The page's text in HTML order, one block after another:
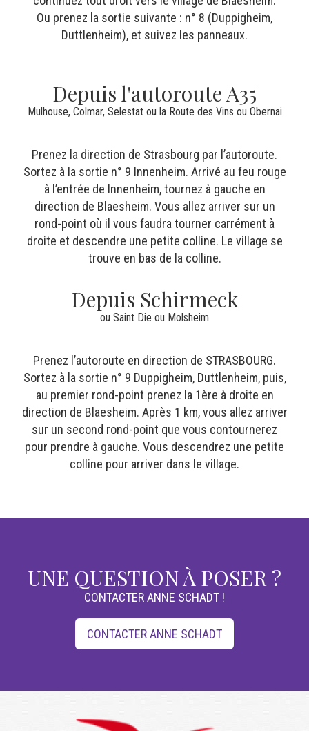
Ou prenez la sortie suivante : n° 8 (Duppigheim,
Duttlenheim), et suivez les panneaux.
Depuis l'autoroute A35
Mulhouse, Colmar, Selestat ou la Route des Vins ou Obernai
Prenez la direction de Strasbourg par l’autoroute.
Sortez à la sortie n° 9 Innenheim. Arrivé au feu rouge
à l’entrée de Innenheim, tournez à gauche en
direction de Blaesheim. Vous allez arriver sur un
rond-point où il vous faudra tourner carrément à
droite et descendre une petite colline. Le village se
trouve en bas de la colline.
Depuis Schirmeck
ou Saint Die ou Molsheim
Prenez l’autoroute en direction de STRASBOURG.
Sortez à la sortie n° 9 Duppigheim, Duttlenheim, puis,
au premier rond-point prenez la 1ère à droite en
direction de Blaesheim. Après 1 km, vous allez arriver
sur un second rond-point que vous contournerez
pour prendre à gauche. Vous descendrez une petite
colline pour arriver dans le village.
UNE QUESTION À POSER ?
CONTACTER ANNE SCHADT !
CONTACTER ANNE SCHADT